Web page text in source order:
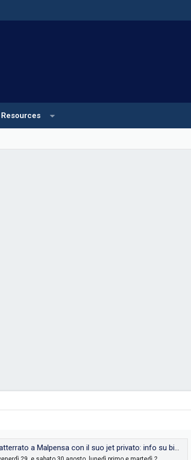
Resources
con il suo jet privato: info su biglietti e scaletta dei quattro concerti al Forum